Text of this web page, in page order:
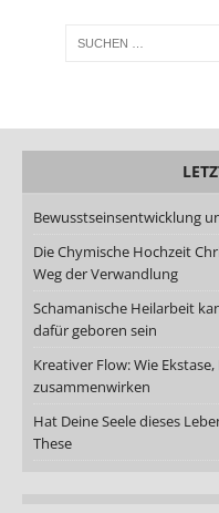
Bewusstseinsentwicklung
Die Chymische Hochzeit
Weg der Verwandlung
Schamanische Heilarbeit
dafür geboren sein
Kreativer Flow: Wie
zusammenwirken
Hat Deine Seele dieses
These